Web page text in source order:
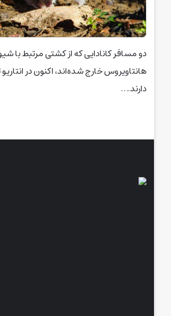
دو مسافر کانادایی که از کشتی مرتبط با
هانتاویروس خارج شده‌اند، اکنون در
دارند.…